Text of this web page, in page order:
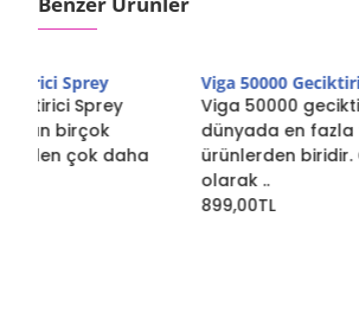
Viga 50000 Geciktirici Sprey
Viga 50000 geciktirici sprey
dünyada en fazla tercih edilen
ürünlerden biridir. Geciktirici